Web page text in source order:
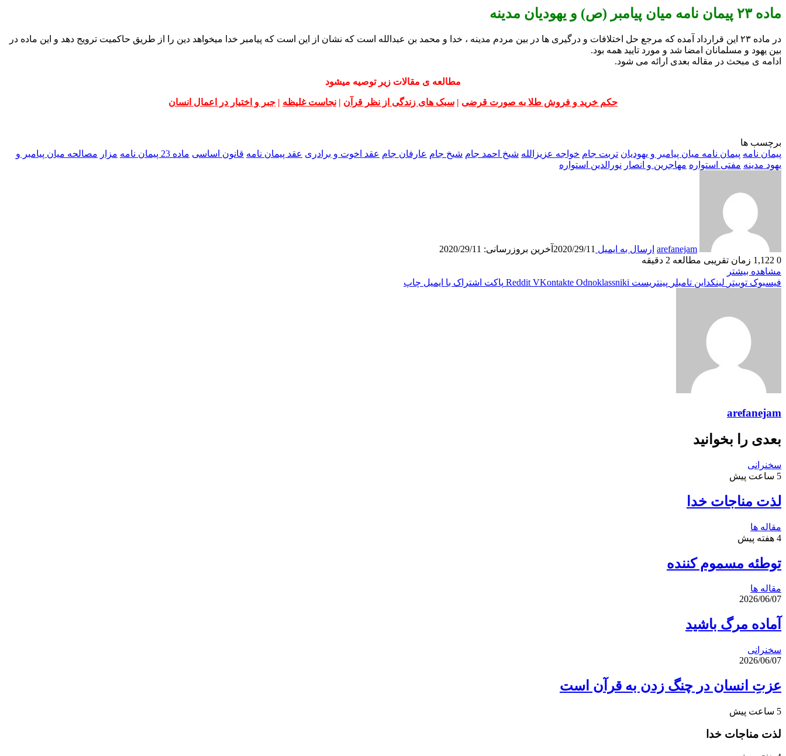
ماده ۲۳ پیمان نامه میان پیامبر (ص) و یهودیان مدینه
در ماده ۲۳ این قرارداد آمده که مرجع حل اختلافات و درگیری ها در بین مردم مدینه ، خدا و محمد بن عبدالله است که نشان از این است که پیامبر خدا میخواهد دین را از طریق حاکمیت ترویج دهد و این ماده در
بین یهود و مسلمانان امضا شد و مورد تایید همه بود.
ادامه ی مبحث در مقاله بعدی ارائه می شود.
مطالعه ی مقالات زیر توصیه میشود
حکم خرید و فروش طلا به صورت قرضی | سبک های زندگی از نظر قرآن | نجاست غلیظه | جبر و اختیار در اعمال انسان
برچسب ها
پیمان نامه پیمان نامه میان پیامبر و یهودیان تربت جام خواجه عزیزالله شیخ احمد جام شیخ جام عارفان جام عقد اخوت و برادری عقد پیمان نامه قانون اساسی ماده 23 پیمان نامه مزار مصالحه میان پیامبر و
یهود مدینه مفتی استواره مهاجرین و انصار نورالدین استواره
arefanejam ارسال به ایمیل 2020/29/11 آخرین بروزرسانی: 2020/29/11
0
زمان تقریبی مطالعه 2 دقیقه
مشاهده بیشتر
فیسبوک توییتر لینکداین تامبلر پینتریست Reddit VKontakte Odnoklassniki پاکت اشتراک با ایمیل چاپ
arefanejam
بعدی را بخوانید
سخنرانی
5 ساعت پیش
لذت مناجات خدا
مقاله ها
4 هفته پیش
توطئه مسموم کننده
مقاله ها
2026/06/07
آماده مرگ باشید
سخنرانی
2026/06/07
عزتِ انسان در چنگ زدن به قرآن است
5 ساعت پیش
لذت مناجات خدا